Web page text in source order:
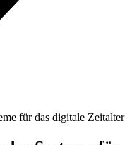
für das digitale Zeitalter